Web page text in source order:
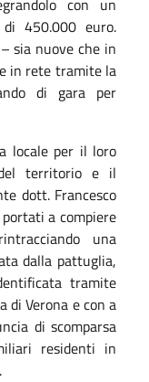
450.000 euro.
sia nuove che in
in rete tramite la
di gara per
locale per il loro
territorio e il
dott. Francesco
a compiere
una
dalla pattuglia,
tramite
di Verona e con a
di scomparsa
residenti in